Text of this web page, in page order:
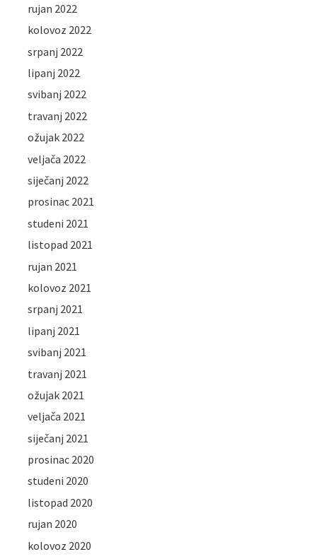
rujan 2022
kolovoz 2022
srpanj 2022
lipanj 2022
svibanj 2022
travanj 2022
ožujak 2022
veljača 2022
siječanj 2022
prosinac 2021
studeni 2021
listopad 2021
rujan 2021
kolovoz 2021
srpanj 2021
lipanj 2021
svibanj 2021
travanj 2021
ožujak 2021
veljača 2021
siječanj 2021
prosinac 2020
studeni 2020
listopad 2020
rujan 2020
kolovoz 2020